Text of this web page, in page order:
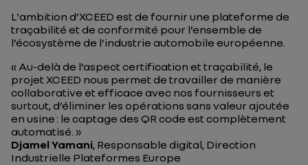
L'ambition d’XCEED est de fournir une plateforme de
traçabilité et de conformité pour l’ensemble de
l’écosystème de l’industrie automobile européenne.
« Au-delà de l’aspect certification et traçabilité, le
projet XCEED nous permet de travailler de manière
collaborative et efficace avec nos fournisseurs et
surtout, d’éliminer les opérations sans valeur ajoutée
en usine : le captage des QR code est complètement
automatisé. »
Djamel Yamani, Responsable digital, Direction
Industrielle Plateformes Europe